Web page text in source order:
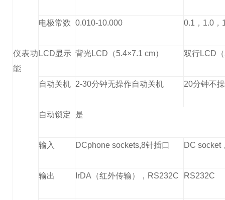
仪表功
能
电极常数 0.010-10.000 0.1，1.0，
LCD显示 背光LCD（5.4×7.1 cm） 双行LCD
自动关机 2-30分钟无操作自动关机 20分钟不
自动锁定 是
输入 DCphone sockets,8针插口 DC socket
输出 IrDA（红外传输），RS232C RS232C